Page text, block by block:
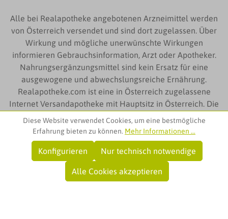
Alle bei Realapotheke angebotenen Arzneimittel werden
von Österreich versendet und sind dort zugelassen. Über
Wirkung und mögliche unerwünschte Wirkungen
informieren Gebrauchsinformation, Arzt oder Apotheker.
Nahrungsergänzungsmittel sind kein Ersatz für eine
ausgewogene und abwechslungsreiche Ernährung.
Realapotheke.com ist eine in Österreich zugelassene
Internet Versandapotheke mit Hauptsitz in Österreich. Die
auf Realapotheke.com zur Verfügung gestellten
Produktinformationen richten sich ausschließlich an
Kunden aus Österreich
© Team Santé Obere Apotheke
Diese Website verwendet Cookies, um eine bestmögliche
Erfahrung bieten zu können. Mehr Informationen ...
Nur technisch notwendige
Konfigurieren
Alle Cookies akzeptieren